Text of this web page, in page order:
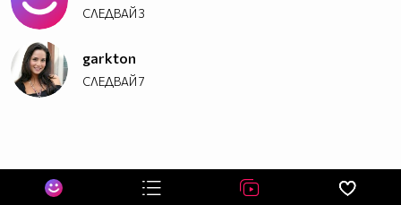
СЛЕДВАЙ3
garkton
СЛЕДВАЙ7